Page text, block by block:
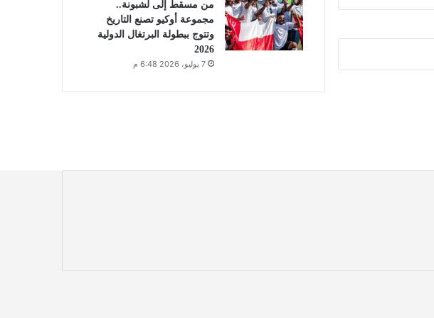
من مسقط إلى لشبونة..
مجموعة أوكيو تصنع التاريخ
وتتوج ببطولة البرتغال الدولية
2026
7 يوليو، 2026 6:48 م